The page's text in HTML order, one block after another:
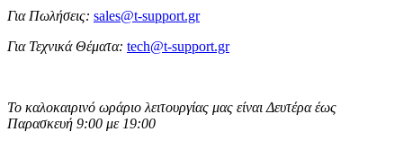
Για Πωλήσεις: sales@t-support.gr
Για Τεχνικά Θέματα: tech@t-support.gr
Το καλοκαιρινό ωράριο λειτουργίας μας είναι Δευτέρα έως
Παρασκευή 9:00 με 19:00